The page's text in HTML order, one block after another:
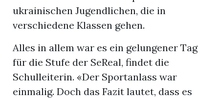
ukrainischen Jugendlichen, die in
verschiedene Klassen gehen.
Alles in allem war es ein gelungener Tag
für die Stufe der SeReal, findet die
Schulleiterin. «Der Sportanlass war
einmalig. Doch das Fazit lautet, dass es